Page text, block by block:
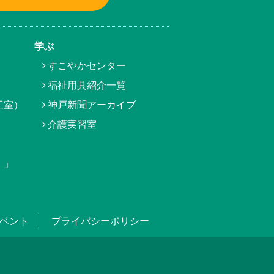
）
学ぶ
すこやかセンター
福祉用具紹介一覧
神戸新聞アーカイブ
介護実習室
ント プライバシーポリシー